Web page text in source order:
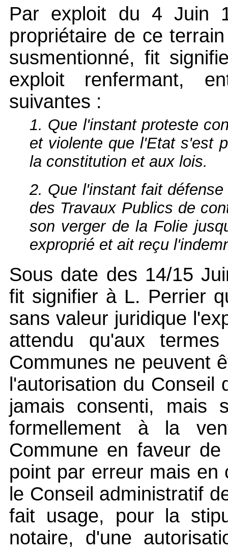
Par exploit du 4 Juin
propriétaire de ce
susmentionné, fit
exploit renfermant,
suivantes :
1. Que l'instant proteste
et violente que l'Etat s'est
la constitution et aux lois.
2. Que l'instant fait
des Travaux Publics de
son verger de la Folie
exproprié et ait reçu
Sous date des 14/15
fit signifier à L. Perrier
sans valeur juridique
attendu qu'aux
Communes ne peuvent
l'autorisation du
jamais consenti, mais
formellement à la
Commune en faveur
point par erreur mais en
le Conseil administratif
fait usage, pour la
notaire, d'une